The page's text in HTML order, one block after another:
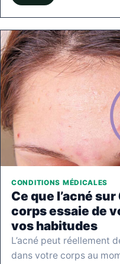
CONDITIONS MÉDICALES
Ce que l’acné
corps essaie de
vos habitudes
L’acné peut réellement
dans votre corps au